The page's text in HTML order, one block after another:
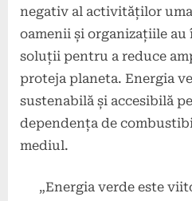
negativ al activităților
oamenii și organizațiile au
soluții pentru a reduce
proteja planeta. Energia
sustenabilă și accesibilă
dependența de
mediul.
„Energia verde este